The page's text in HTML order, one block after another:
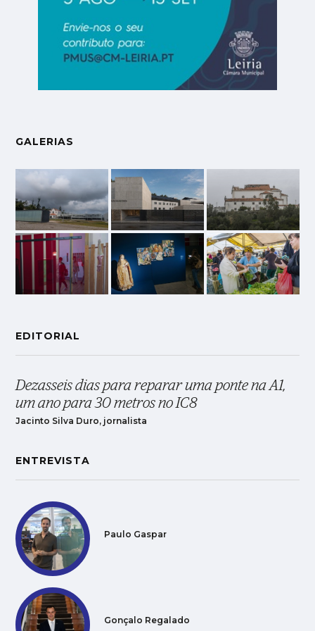
GALERIAS
EDITORIAL
Dezasseis dias para reparar uma ponte na A1,
um ano para 30 metros no IC8
Jacinto Silva Duro, jornalista
ENTREVISTA
Paulo Gaspar
Gonçalo Regalado